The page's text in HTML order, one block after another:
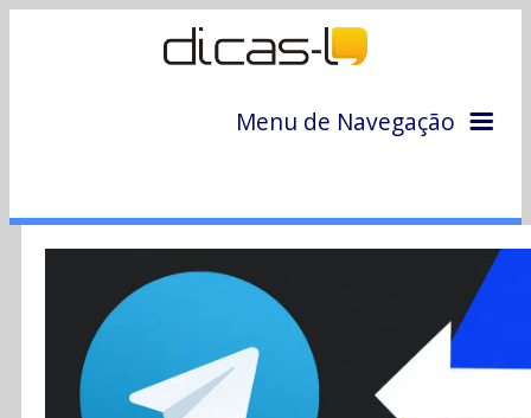
Menu de Navegação
Colunas